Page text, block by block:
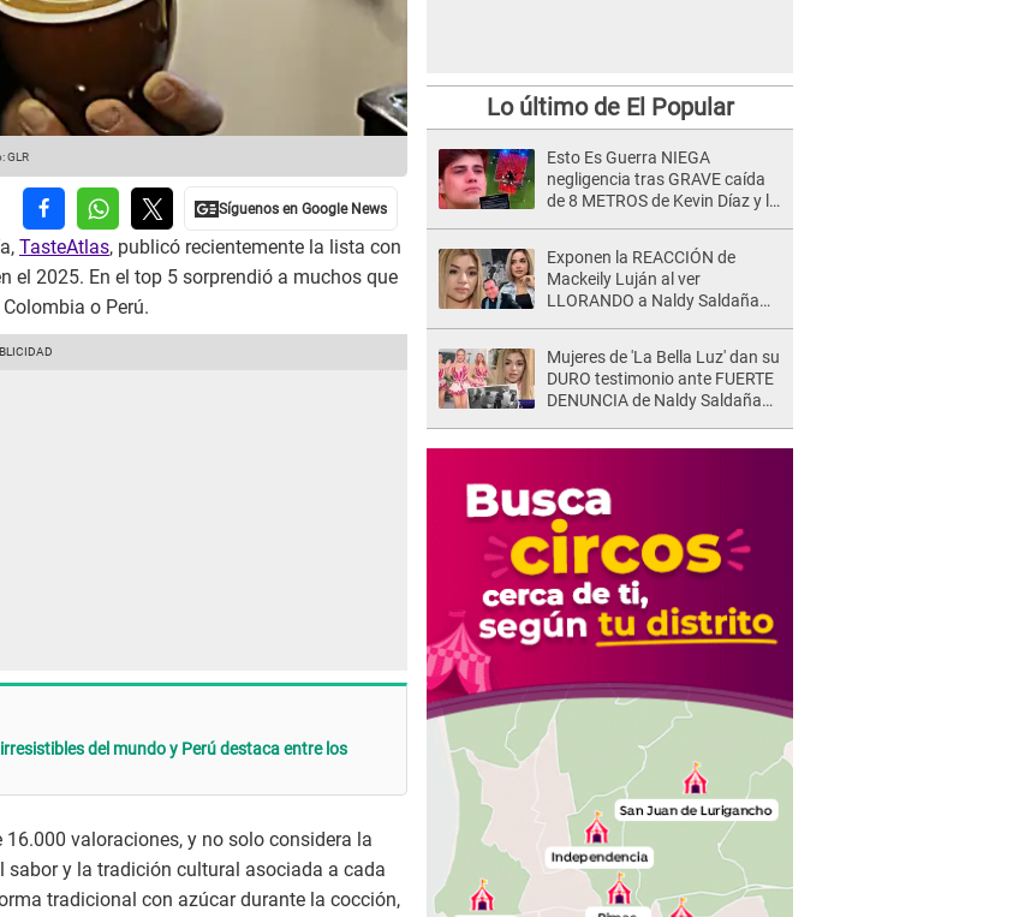
GLR
TasteAtlas, publicó recientemente la lista con
el 2025. En el top 5 sorprendió a muchos que
o Perú.
del mundo y Perú destaca entre los
valoraciones, y no solo considera la
y la tradición cultural asociada a cada
tradicional con azúcar durante la cocción,
Lo último de El Popular
Esto Es Guerra NIEGA
negligencia tras GRAVE caída
de 8 METROS de Kevin Díaz y lo
Exponen la REACCIÓN de
Mackeily Luján al ver
LLORANDO a Naldy Saldaña
Mujeres de 'La Bella Luz' dan su
DURO testimonio ante FUERTE
DENUNCIA de Naldy Saldaña